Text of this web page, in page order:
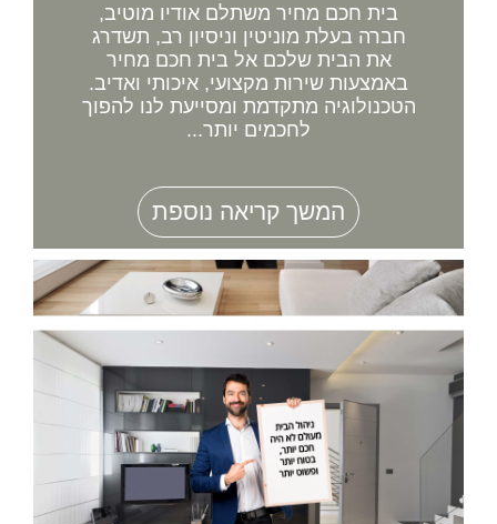
בית חכם מחיר משתלם אודיו מוטיב,
חברה בעלת מוניטין וניסיון רב, תשדרג
את הבית שלכם אל בית חכם מחיר
באמצעות שירות מקצועי, איכותי ואדיב.
הטכנולוגיה מתקדמת ומסייעת לנו להפוך
לחכמים יותר...
המשך קריאה נוספת